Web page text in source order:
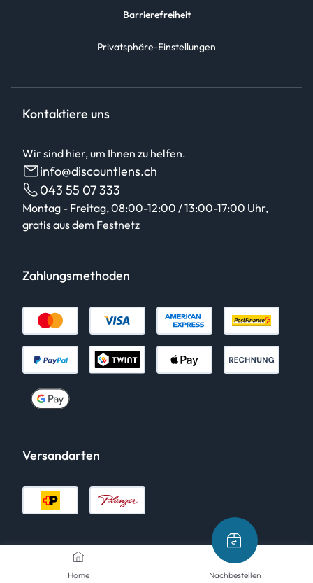
Home Nachbestellen
Barrierefreiheit
Privatsphäre-Einstellungen
Kontaktiere uns
Wir sind hier, um Ihnen zu helfen.
info@discountlens.ch
043 55 07 333
Montag - Freitag, 08:00-12:00 / 13:00-17:00 Uhr,
gratis aus dem Festnetz
Zahlungsmethoden
Versandarten